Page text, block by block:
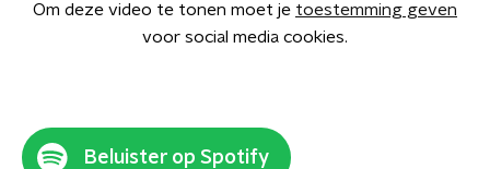
Om deze video te tonen moet je toestemming geven
voor social media cookies.
Beluister op Spotify